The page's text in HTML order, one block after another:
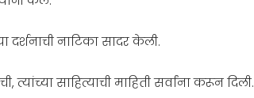
दर्शनाची नाटिका सादर केली.
साहित्याची माहिती सर्वांना करून दिली.